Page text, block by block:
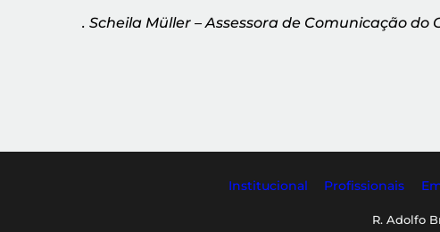
. Scheila Müller – Assessora de Comunicação do
Institucional Profissionais
R. Adolfo